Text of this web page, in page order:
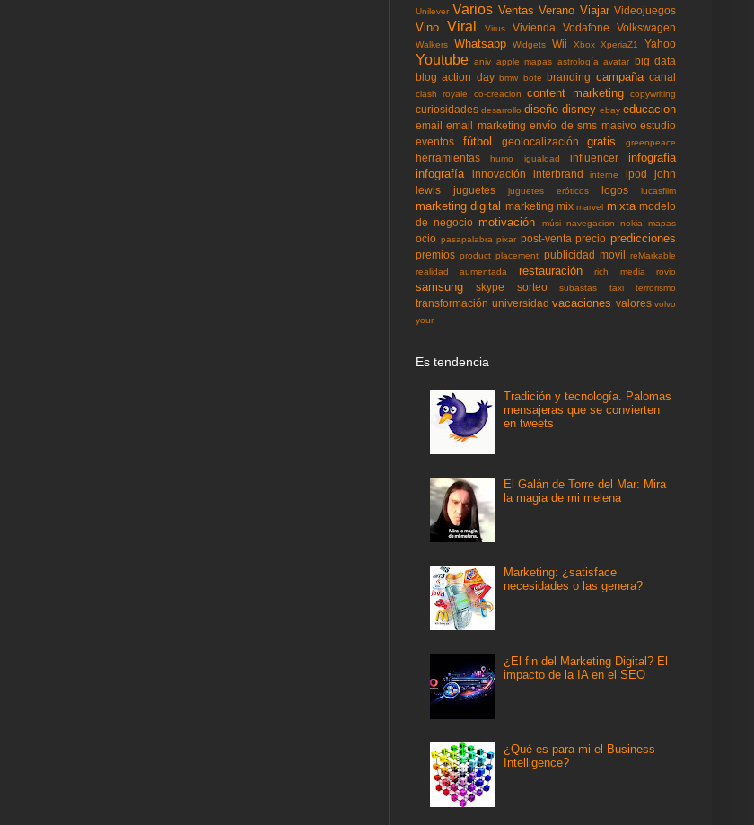
Unilever Varios Ventas Verano Viajar Videojuegos
Vino Viral Virus Vivienda Vodafone Volkswagen
Walkers Whatsapp Widgets Wii Xbox XperiaZ1 Yahoo
Youtube aniv apple mapas astrología avatar big data
blog action day bmw bote branding campaña canal
clash royale co-creacion content marketing copywriting
curiosidades desarrollo diseño disney ebay educacion
email email marketing envío de sms masivo estudio
eventos
fútbol geolocalización gratis greenpeace
herramientas humo igualdad influencer
infografia
infografía
innovación interbrand interne ipod
john
lewis
juguetes juguetes eróticos logos lucasfilm
marketing digital marketing mix marvel mixta modelo
de negocio motivación músi navegacion nokia mapas
ocio pasapalabra pixar post-venta precio predicciones
premios product placement publicidad movil reMarkable
realidad aumentada
restauración rich media rovio
samsung skype sorteo subastas taxi terrorismo
transformación universidad vacaciones valores volvo
your
Es tendencia
Tradición y tecnología. Palomas
mensajeras que se convierten
en tweets
El Galán de Torre del Mar: Mira
la magia de mi melena
Marketing: ¿satisface
necesidades o las genera?
¿El fin del Marketing Digital? El
impacto de la IA en el SEO
¿Qué es para mi el Business
Intelligence?